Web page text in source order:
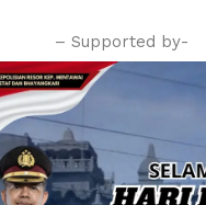
– Supported by-